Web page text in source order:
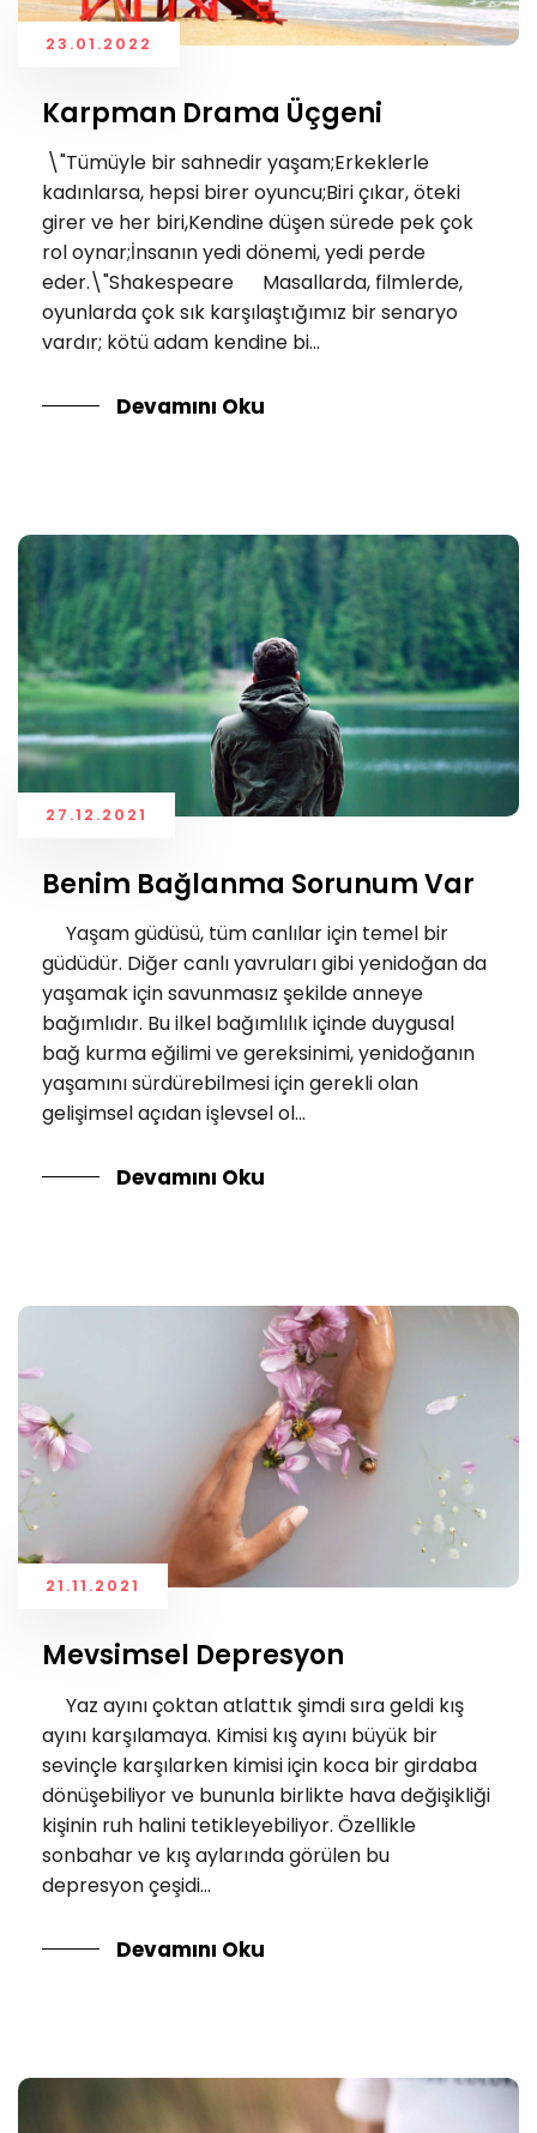
23.01.2022
Karpman Drama Üçgeni
\"Tümüyle bir sahnedir yaşam;Erkeklerle
kadınlarsa, hepsi birer oyuncu;Biri çıkar, öteki
girer ve her biri,Kendine düşen sürede pek çok
rol oynar;İnsanın yedi dönemi, yedi perde
eder.\"Shakespeare Masallarda, filmlerde,
oyunlarda çok sık karşılaştığımız bir senaryo
vardır; kötü adam kendine bi...
Devamını Oku
27.12.2021
Benim Bağlanma Sorunum Var
Yaşam güdüsü, tüm canlılar için temel bir
güdüdür. Diğer canlı yavruları gibi yenidoğan da
yaşamak için savunmasız şekilde anneye
bağımlıdır. Bu ilkel bağımlılık içinde duygusal
bağ kurma eğilimi ve gereksinimi, yenidoğanın
yaşamını sürdürebilmesi için gerekli olan
gelişimsel açıdan işlevsel ol...
Devamını Oku
21.11.2021
Mevsimsel Depresyon
Yaz ayını çoktan atlattık şimdi sıra geldi kış
ayını karşılamaya. Kimisi kış ayını büyük bir
sevinçle karşılarken kimisi için koca bir girdaba
dönüşebiliyor ve bununla birlikte hava değişikliği
kişinin ruh halini tetikleyebiliyor. Özellikle
sonbahar ve kış aylarında görülen bu
depresyon çeşidi...
Devamını Oku